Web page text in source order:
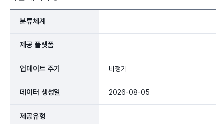
분류체계
제공 플랫폼
업데이트 주기 비정기
데이터 생성일 2026-08-05
제공유형